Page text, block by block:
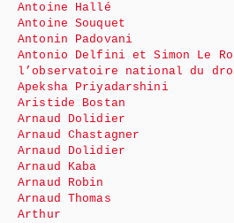
Antoine Hallé
Antoine Souquet
Antonin Padovani
Antonio Delfini et Simon Le
l’observatoire national du
Apeksha Priyadarshini
Aristide Bostan
Arnaud Dolidier
Arnaud Chastagner
Arnaud Dolidier
Arnaud Kaba
Arnaud Robin
Arnaud Thomas
Arthur